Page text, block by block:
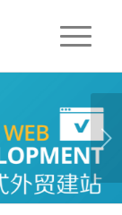
页
1 2